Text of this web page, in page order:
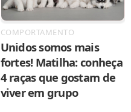
COMPORTAMENTO
Unidos somos mais
fortes! Matilha: conheça
4 raças que gostam de
viver em grupo